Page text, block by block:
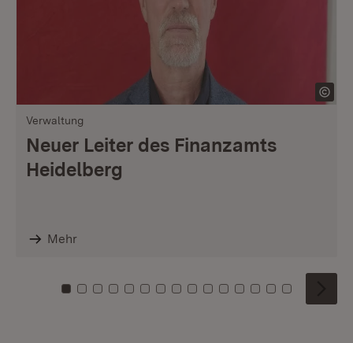
Verwaltung
Neuer Leiter des Finanzamts
Heidelberg
Mehr
Zu Kachel: 0
Zu Kachel: 1
Zu Kachel: 2
Zu Kachel: 3
Zu Kachel: 4
Zu Kachel: 5
Zu Kachel: 6
Zu Kachel: 7
Zu Kachel: 8
Zu Kachel: 9
Zu Kachel: 10
Zu Kachel: 11
Zu Kachel: 12
Zu Kachel:
Zu